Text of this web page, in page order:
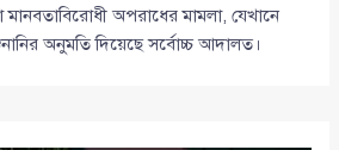
অপরাধের মামলা, যেখানে
অনুমতি দিয়েছে সর্বোচ্চ আদালত।